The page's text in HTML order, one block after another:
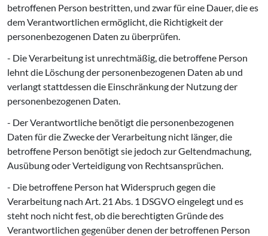
betroffenen Person bestritten, und zwar für eine Dauer, die es
dem Verantwortlichen ermöglicht, die Richtigkeit der
personenbezogenen Daten zu überprüfen.
- Die Verarbeitung ist unrechtmäßig, die betroffene Person
lehnt die Löschung der personenbezogenen Daten ab und
verlangt stattdessen die Einschränkung der Nutzung der
personenbezogenen Daten.
- Der Verantwortliche benötigt die personenbezogenen
Daten für die Zwecke der Verarbeitung nicht länger, die
betroffene Person benötigt sie jedoch zur Geltendmachung,
Ausübung oder Verteidigung von Rechtsansprüchen.
- Die betroffene Person hat Widerspruch gegen die
Verarbeitung nach Art. 21 Abs. 1 DSGVO eingelegt und es
steht noch nicht fest, ob die berechtigten Gründe des
Verantwortlichen gegenüber denen der betroffenen Person